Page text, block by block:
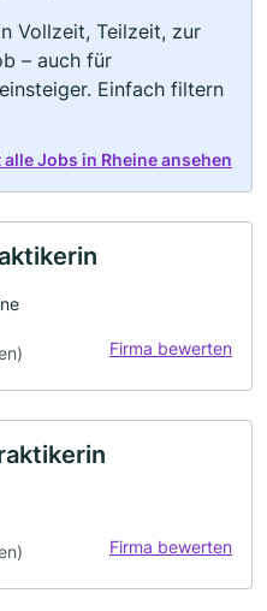
Vollzeit, Teilzeit, zur
– auch für
Einfach filtern
Jobs in Rheine ansehen
Firma bewerten
Firma bewerten